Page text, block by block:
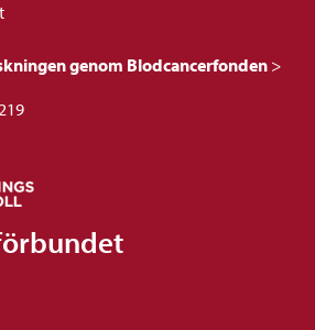
genom Blodcancerfonden >